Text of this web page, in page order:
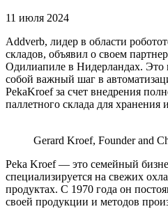
11 июля 2024
Addverb, лидер в области
складов, объявил о своем
Одилиапиле в Нидерландах. Это
собой важный шаг в
PekaKroef за счет внедрения
паллетного склада для хранения
Gerard Kroef, Founder and
Peka Kroef — это семейный
специализируется на свежих
продуктах. С 1970 года он
своей продукции и методов